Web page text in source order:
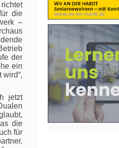
die
–
der
ein
jetzt
die
für